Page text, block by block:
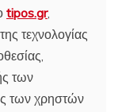
tipos.gr,
τεχνολογίας
των
των χρηστών